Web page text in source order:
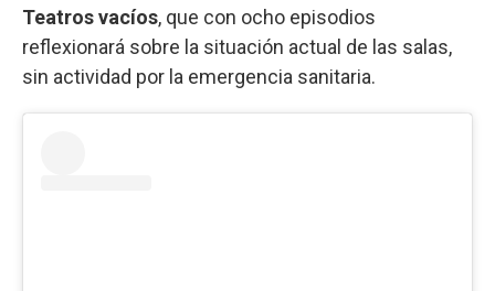
Teatros vacíos, que con ocho episodios
reflexionará sobre la situación actual de las salas,
sin actividad por la emergencia sanitaria.